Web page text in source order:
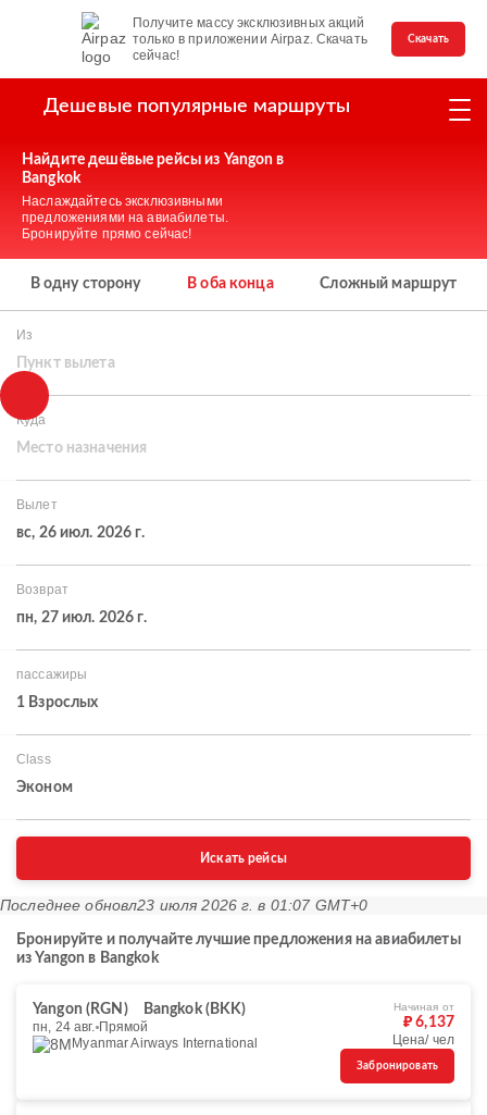
Получите массу эксклюзивных акций
только в приложении Airpaz. Скачать
сейчас!
Скачать
Дешевые популярные маршруты
Найдите дешёвые рейсы из Yangon в
Bangkok
Наслаждайтесь эксклюзивными
предложениями на авиабилеты.
Бронируйте прямо сейчас!
В одну сторону В оба конца Сложный маршрут
Из
Пункт вылета
Куда
Место назначения
Вылет
вс, 26 июл. 2026 г.
Возврат
пн, 27 июл. 2026 г.
пассажиры
1 Взрослых
Class
Эконом
Искать рейсы
Последнее обновл23 июля 2026 г. в 01:07 GMT+0
Бронируйте и получайте лучшие предложения на авиабилеты
из Yangon в Bangkok
Yangon (RGN)
Bangkok (BKK)
пн, 24 авг. Прямой
Myanmar Airways International
Начиная от
₽ 6,137
Цена/ чел
Забронировать